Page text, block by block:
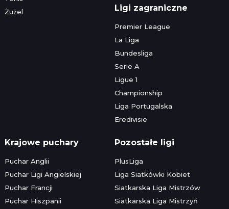
Żużel
Ligi zagraniczne
Premier League
La Liga
Bundesliga
Serie A
Ligue 1
Championship
Liga Portugalska
Eredivisie
Krajowe puchary
Puchar Anglii
Puchar Ligi Angielskiej
Puchar Francji
Puchar Hiszpanii
Pozostałe ligi
PlusLiga
Liga Siatkówki Kobiet
Siatkarska Liga Mistrzów
Siatkarska Liga Mistrzyń